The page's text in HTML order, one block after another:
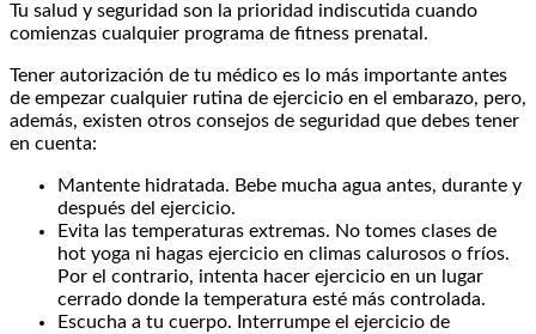
Tu salud y seguridad son la prioridad indiscutida cuando
comienzas cualquier programa de fitness prenatal.
Tener autorización de tu médico es lo más importante antes
de empezar cualquier rutina de ejercicio en el embarazo, pero,
además, existen otros consejos de seguridad que debes tener
en cuenta:
Mantente hidratada. Bebe mucha agua antes, durante y
después del ejercicio.
Evita las temperaturas extremas. No tomes clases de
hot yoga ni hagas ejercicio en climas calurosos o fríos.
Por el contrario, intenta hacer ejercicio en un lugar
cerrado donde la temperatura esté más controlada.
Escucha a tu cuerpo. Interrumpe el ejercicio de